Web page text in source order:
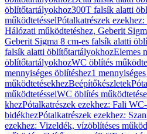
öblítőtartályokhoz300T falsík alatti
működtetésselPótalkatrészek
Hálózati működtetéshez, Geberit
Geberit Sigma 8 cm-es falsík alatti
falsík alatti öblítőtartályokhozElemes
öblítőtartályokhozWC öblítés
mennyiséges öblítéshez1
működtetésekhezBeépítőkészletek
működtetésselWC öblítés
khezPótalkatrészek ezekhez: Fali
bidékhezPótalkatrészek ezekhez:
ezekhez: Vizeldék, vízöblítéses